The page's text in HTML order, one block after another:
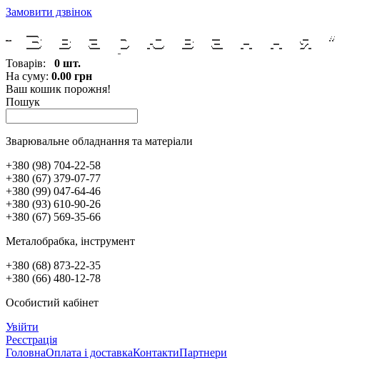
Замовити дзвінок
Товарів: 0 шт.
На суму: 0.00 грн
Ваш кошик порожня!
Пошук
Зварювальне обладнання та матеріали
+380 (98) 704-22-58
+380 (67) 379-07-77
+380 (99) 047-64-46
+380 (93) 610-90-26
+380 (67) 569-35-66
Металобрабка, інcтрумент
+380 (68) 873-22-35
+380 (66) 480-12-78
Особистий кабінет
Увійти
Реєстрація
ГоловнаОплата і доставкаКонтактиПартнери